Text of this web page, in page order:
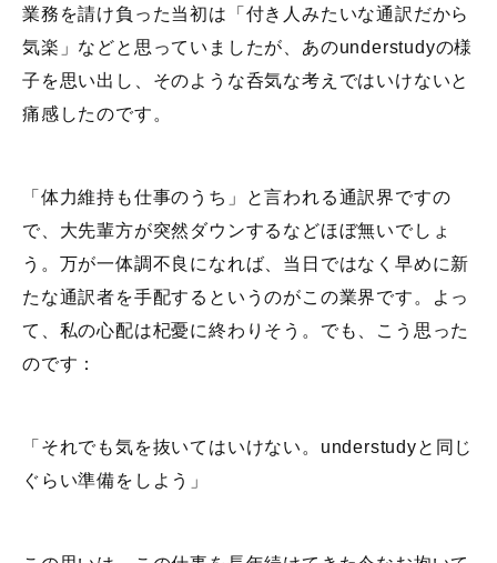
業務を請け負った当初は「付き人みたいな通訳だから
気楽」などと思っていましたが、あのunderstudyの様
子を思い出し、そのような呑気な考えではいけないと
痛感したのです。
「体力維持も仕事のうち」と言われる通訳界ですの
で、大先輩方が突然ダウンするなどほぼ無いでしょ
う。万が一体調不良になれば、当日ではなく早めに新
たな通訳者を手配するというのがこの業界です。よっ
て、私の心配は杞憂に終わりそう。でも、こう思った
のです：
「それでも気を抜いてはいけない。understudyと同じ
ぐらい準備をしよう」